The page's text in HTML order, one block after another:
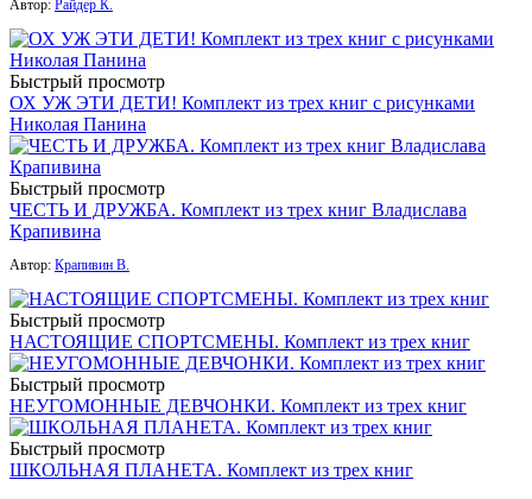
Автор: Райдер К.
Быстрый просмотр
ОХ УЖ ЭТИ ДЕТИ! Комплект из трех книг с рисунками
Николая Панина
Быстрый просмотр
ЧЕСТЬ И ДРУЖБА. Комплект из трех книг Владислава
Крапивина
Автор: Крапивин В.
Быстрый просмотр
НАСТОЯЩИЕ СПОРТСМЕНЫ. Комплект из трех книг
Быстрый просмотр
НЕУГОМОННЫЕ ДЕВЧОНКИ. Комплект из трех книг
Быстрый просмотр
ШКОЛЬНАЯ ПЛАНЕТА. Комплект из трех книг